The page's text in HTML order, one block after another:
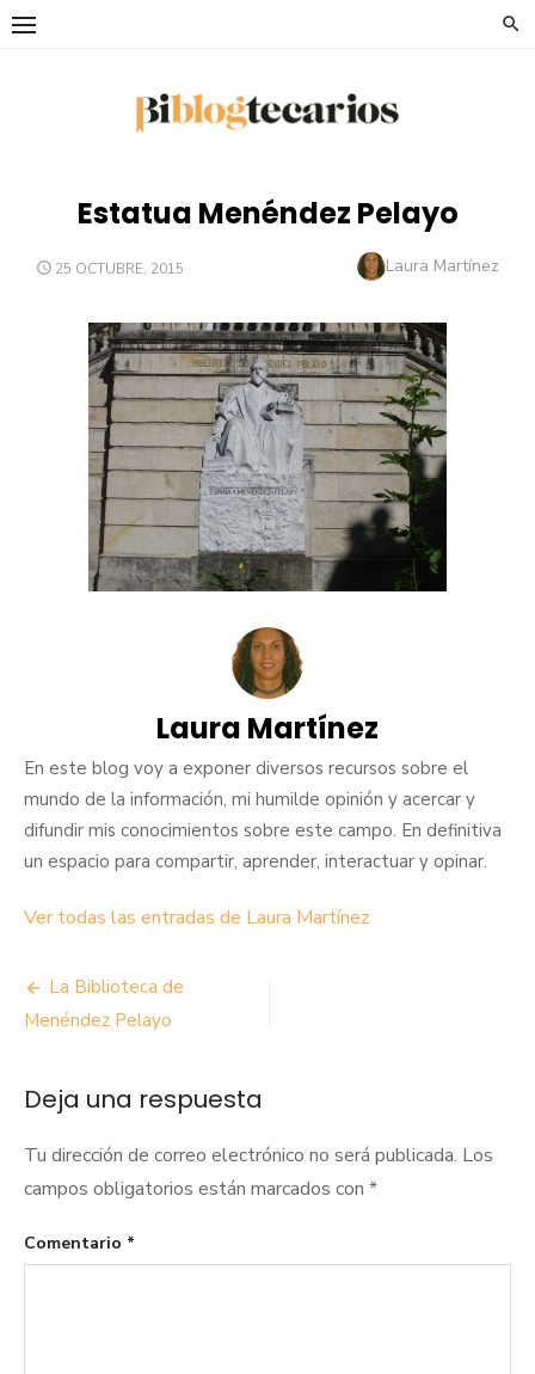
Saltar
Estatua Menéndez Pelayo
PUBLICADO
25 OCTUBRE, 2015 Autor
Laura Martínez
Laura Martínez
En este blog voy a exponer diversos recursos sobre el
mundo de la información, mi humilde opinión y acercar y
difundir mis conocimientos sobre este campo. En definitiva
un espacio para compartir, aprender, interactuar y opinar.
Ver todas las entradas de Laura Martínez
Navegación
de
La Biblioteca de
Menéndez Pelayo
Deja una respuesta
Tu dirección de correo electrónico no será publicada. Los
campos obligatorios están marcados con *
Comentario *